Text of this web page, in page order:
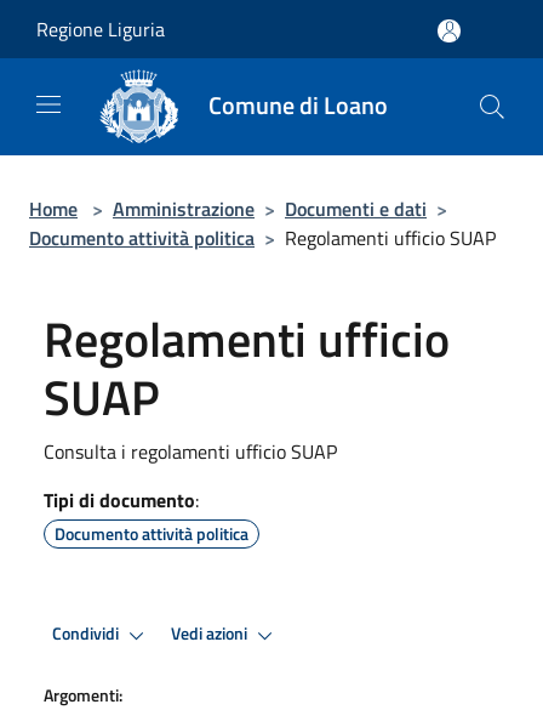
Regione Liguria
Comune di Loano
Home > Amministrazione > Documenti e dati >
Documento attività politica > Regolamenti ufficio SUAP
Regolamenti ufficio
SUAP
Consulta i regolamenti ufficio SUAP
Tipi di documento:
Documento attività politica
Condividi Vedi azioni
Argomenti: